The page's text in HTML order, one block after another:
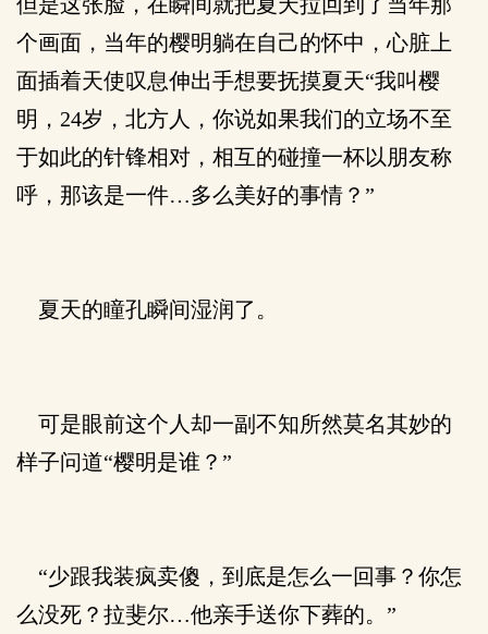
个画面，当年的樱明躺在自己的怀中，心脏上
面插着天使叹息伸出手想要抚摸夏天“我叫樱
明，24岁，北方人，你说如果我们的立场不至
于如此的针锋相对，相互的碰撞一杯以朋友称
呼，那该是一件…多么美好的事情？”
夏天的瞳孔瞬间湿润了。
可是眼前这个人却一副不知所然莫名其妙的
样子问道“樱明是谁？”
“少跟我装疯卖傻，到底是怎么一回事？你怎
么没死？拉斐尔…他亲手送你下葬的。”